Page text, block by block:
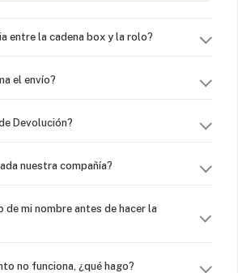
entre la cadena box y la rolo?
el envío?
Devolución?
nuestra compañía?
de mi nombre antes de hacer la
no funciona, ¿qué hago?